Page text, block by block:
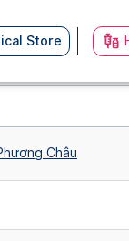
Store
Châu